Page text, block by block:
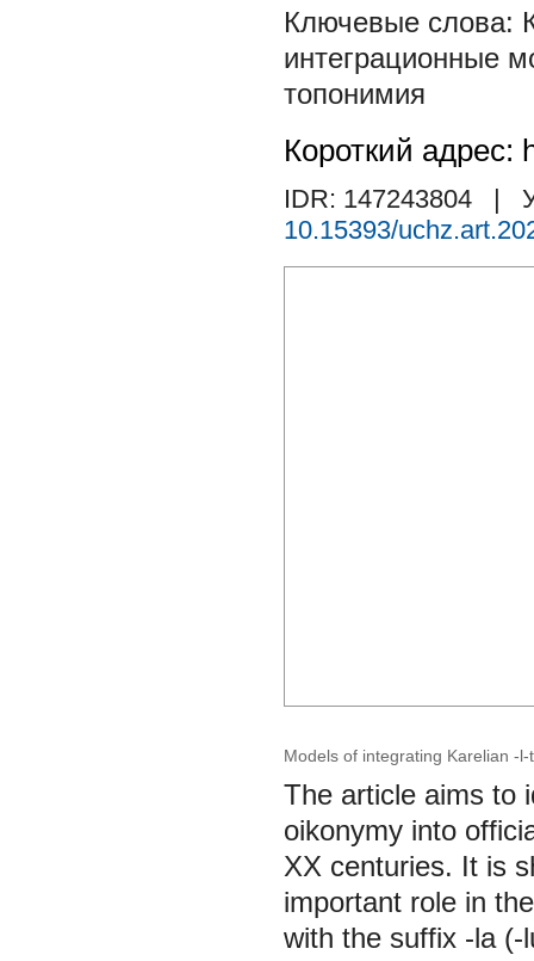
интеграционные
топонимия
Короткий адрес:
IDR: 147243804
|
10.15393/
Models of integrating Karelian -
The article aims to
oikonymy into
XX centuries. It is
important role in
with the suffix -la (-